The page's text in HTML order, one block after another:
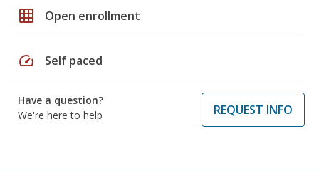
grid_on Open enrollment
speed Self paced
Have a question?
We're here to help
REQUEST INFO